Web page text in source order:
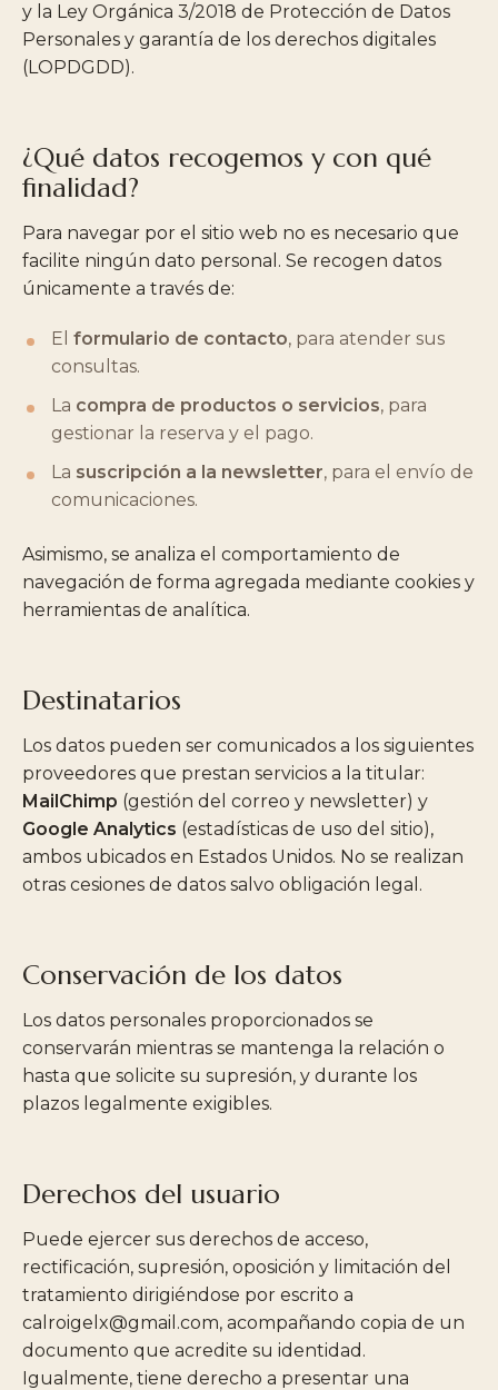
y la Ley Orgánica 3/2018 de Protección de Datos
Personales y garantía de los derechos digitales
(LOPDGDD).
¿Qué datos recogemos y con qué
finalidad?
Para navegar por el sitio web no es necesario que
facilite ningún dato personal. Se recogen datos
únicamente a través de:
El formulario de contacto, para atender sus
consultas.
La compra de productos o servicios, para
gestionar la reserva y el pago.
La suscripción a la newsletter, para el envío de
comunicaciones.
Asimismo, se analiza el comportamiento de
navegación de forma agregada mediante cookies y
herramientas de analítica.
Destinatarios
Los datos pueden ser comunicados a los siguientes
proveedores que prestan servicios a la titular:
MailChimp (gestión del correo y newsletter) y
Google Analytics (estadísticas de uso del sitio),
ambos ubicados en Estados Unidos. No se realizan
otras cesiones de datos salvo obligación legal.
Conservación de los datos
Los datos personales proporcionados se
conservarán mientras se mantenga la relación o
hasta que solicite su supresión, y durante los
plazos legalmente exigibles.
Derechos del usuario
Puede ejercer sus derechos de acceso,
rectificación, supresión, oposición y limitación del
tratamiento dirigiéndose por escrito a
calroigelx@gmail.com, acompañando copia de un
documento que acredite su identidad.
Igualmente, tiene derecho a presentar una